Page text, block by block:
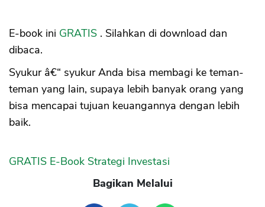
E-book ini GRATIS . Silahkan di download dan
dibaca.
Syukur â€“ syukur Anda bisa membagi ke teman-
teman yang lain, supaya lebih banyak orang yang
bisa mencapai tujuan keuangannya dengan lebih
baik.
GRATIS E-Book Strategi Investasi
Bagikan Melalui